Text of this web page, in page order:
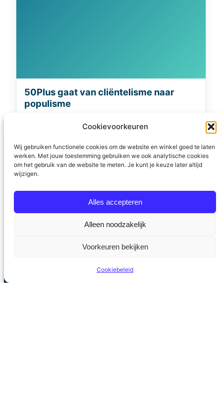
Cookievoorkeuren
Wij gebruiken functionele cookies om de website en winkel goed te laten
werken. Met jouw toestemming gebruiken we ook analytische cookies
om het gebruik van de website te meten. Je kunt je keuze later altijd
wijzigen.
Alles accepteren
Alleen noodzakelijk
Voorkeuren bekijken
Cookiebeleid
50Plus gaat van cliëntelisme naar
populisme
50Plus zou groeien en mogelijk wel tien tot
twaalf zetels halen. Zo zag het er ook even uit in
de opiniepeilingen. Maar het liep anders. De
kiezer gunde 50PLUS slechts vier zetels. Deels
wordt het magere resultaat toegeschreven aan
een aantal momenten van onoplettendheid van
Henk Krol. En ja, leiders van…